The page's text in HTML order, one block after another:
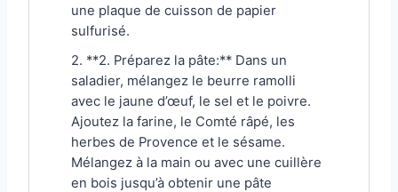
une plaque de cuisson de papier
sulfurisé.
2. **2. Préparez la pâte:** Dans un
saladier, mélangez le beurre ramolli
avec le jaune d’œuf, le sel et le poivre.
Ajoutez la farine, le Comté râpé, les
herbes de Provence et le sésame.
Mélangez à la main ou avec une cuillère
en bois jusqu’à obtenir une pâte